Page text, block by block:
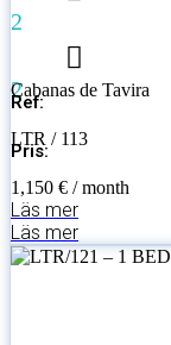
2
2
Cabanas de Tavira
Ref:
LTR / 113
Pris:
1,150 € / month
Läs mer
Läs mer